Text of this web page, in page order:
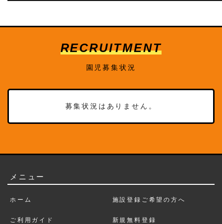
RECRUITMENT
園児募集状況
募集状況はありません。
メニュー
ホーム
ご利用ガイド
施設登録ご希望の方へ
新規無料登録